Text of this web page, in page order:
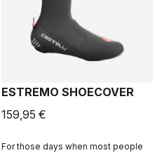
ESTREMO SHOECOVER
159,95 €
For those days when most people